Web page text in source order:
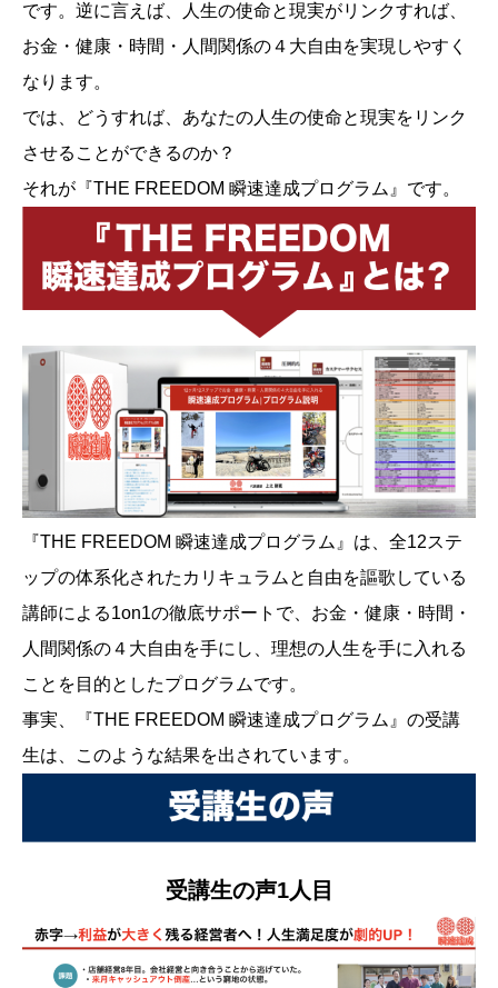
です。逆に言えば、人生の使命と現実がリンクすれば、
お金・健康・時間・人間関係の４大自由を実現しやすく
なります。
では、どうすれば、あなたの人生の使命と現実をリンク
させることができるのか？
それが『THE FREEDOM 瞬速達成プログラム』です。
『THE FREEDOM 瞬速達成プログラム』は、全12ステ
ップの体系化されたカリキュラムと自由を謳歌している
講師による1on1の徹底サポートで、お金・健康・時間・
人間関係の４大自由を手にし、理想の人生を手に入れる
ことを目的としたプログラムです。
事実、『THE FREEDOM 瞬速達成プログラム』の受講
生は、このような結果を出されています。
受講生の声1人目